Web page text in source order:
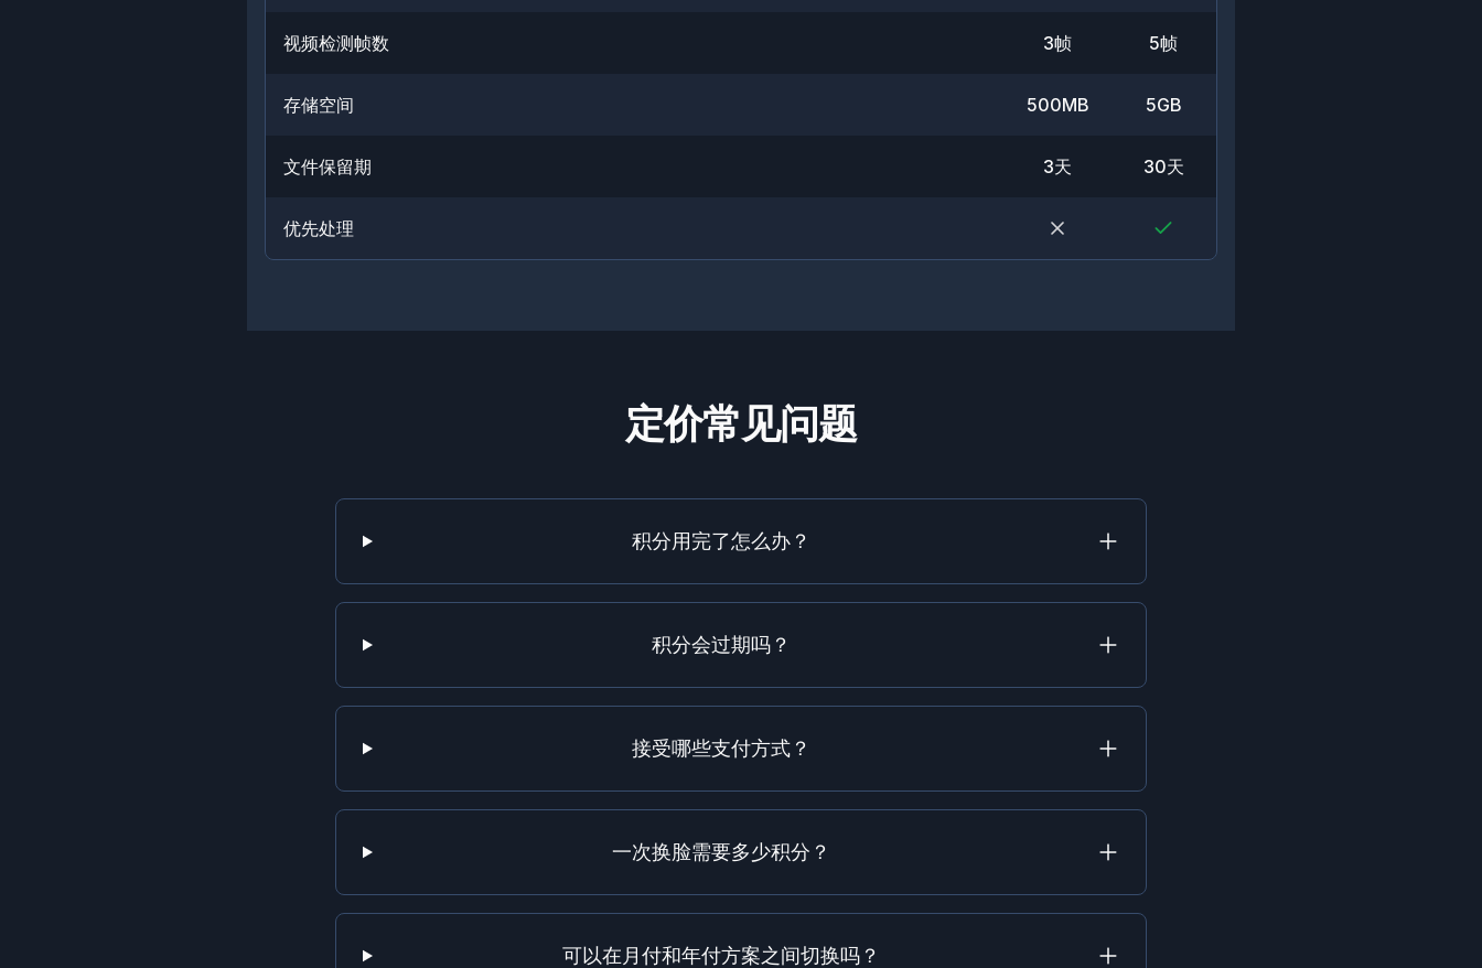
视频检测帧数 3帧 5帧
存储空间 500MB 5GB
文件保留期 3天 30天
优先处理
定价常见问题
积分用完了怎么办？
积分会过期吗？
接受哪些支付方式？
一次换脸需要多少积分？
可以在月付和年付方案之间切换吗？